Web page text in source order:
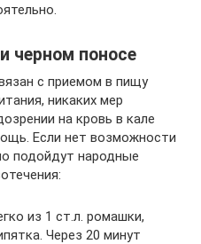
черном поносе
с приемом в пищу
никаких мер
на кровь в кале
Если нет возможности
подойдут народные
из 1 ст.л. ромашки,
Через 20 минут